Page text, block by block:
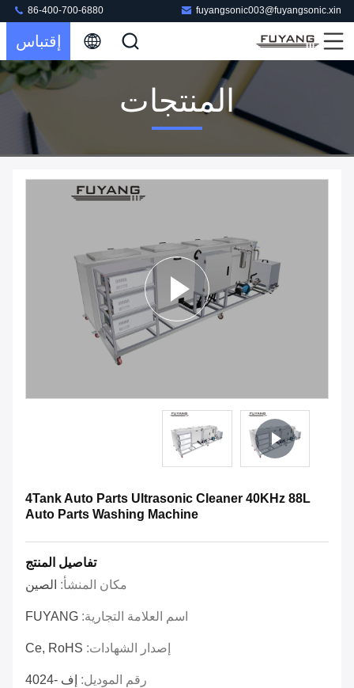
fuyangsonic003@fuyangsonic.xin
86-400-700-6880
إقتباس
المنتجات
4Tank Auto Parts Ultrasonic Cleaner 40KHz 88L
Auto Parts Washing Machine
تفاصيل المنتج
مكان المنشأ: الصين
اسم العلامة التجارية: FUYANG
إصدار الشهادات: Ce, RoHS
رقم الموديل: إف -4024